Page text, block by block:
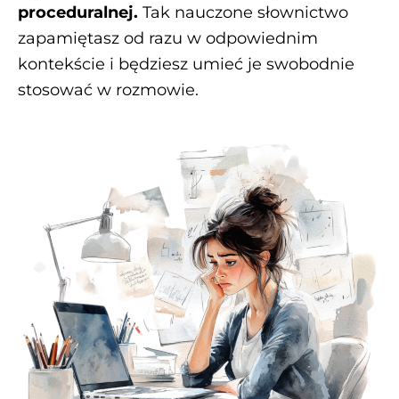
proceduralnej. Tak nauczone słownictwo
zapamiętasz od razu w odpowiednim
kontekście i będziesz umieć je swobodnie
stosować w rozmowie.